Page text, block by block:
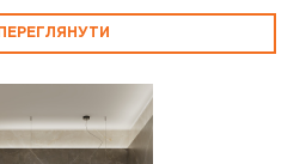
ПЕРЕГЛЯНУТИ